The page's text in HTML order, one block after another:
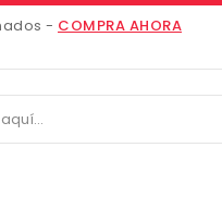
- COMPRA AHORA